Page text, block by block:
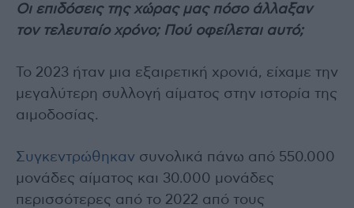
Οι επιδόσεις της χώρας μας πόσο άλλαξαν
τον τελευταίο χρόνο; Πού οφείλεται αυτό;
Το 2023 ήταν μια εξαιρετική χρονιά, είχαμε την
μεγαλύτερη συλλογή αίματος στην ιστορία της
αιμοδοσίας.
Συγκεντρώθηκαν συνολικά πάνω από 550.000
μονάδες αίματος και 30.000 μονάδες
περισσότερες από το 2022 από τους